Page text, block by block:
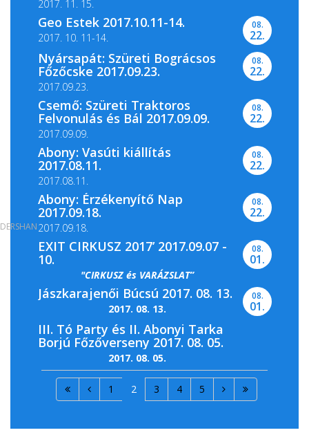
2017. 11. 15.
Geo Estek 2017.10.11-14.
2017. 10. 11-14.
08.
22.
Nyársapát: Szüreti Bográcsos
Főzőcske 2017.09.23.
2017.09.23.
08.
22.
Csemő: Szüreti Traktoros
Felvonulás és Bál 2017.09.09.
2017.09.09.
08.
22.
Abony: Vasúti kiállítás
2017.08.11.
2017.08.11.
08.
22.
Abony: Érzékenyítő Nap
2017.09.18.
2017.09.18.
08.
22.
EXIT CIRKUSZ 2017’ 2017.09.07 -
10.
"CIRKUSZ és VARÁZSLAT”
08.
01.
Jászkarajenői Búcsú 2017. 08. 13.
2017. 08. 13.
08.
01.
III. Tó Party és II. Abonyi Tarka
Borjú Főzőverseny 2017. 08. 05.
2017. 08. 05.
1 2 3 4 5
DERSHAN